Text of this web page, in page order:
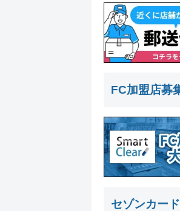
FC加盟店募
セゾンカード